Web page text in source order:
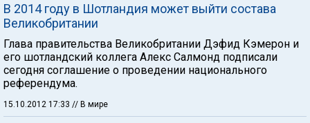
В 2014 году в Шотландия может выйти состава
Великобритании
Глава правительства Великобритании Дэфид Кэмерон и
его шотландский коллега Алекс Салмонд подписали
сегодня соглашение о проведении национального
референдума.
15.10.2012 17:33 // В мире